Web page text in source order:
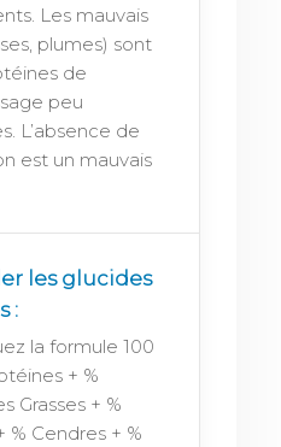
Les mauvais
plumes) sont
de
peu
L’absence de
est un mauvais
les glucides
:
la formule 100
+ %
Grasses + %
% Cendres + %